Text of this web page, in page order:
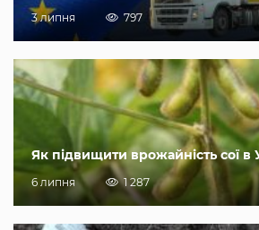
3 липня 797
Як підвищити врожайність сої в
6 липня 1 287